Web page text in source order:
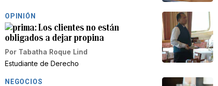
OPINIÓN
Los clientes no están
obligados a dejar propina
Por Tabatha Roque Lind
Estudiante de Derecho
NEGOCIOS